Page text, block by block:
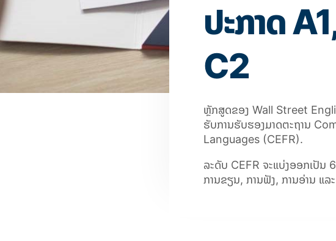
ປະກາດ
C2
ຫຼັກສູດຂອງ Wall Street
ຮັບການຮັບຮອງມາດຕະຖານ
Languages (CEFR).
ລະດັບ CEFR ຈະແບ່ງອອກເປັນ 6
ການຂຽນ, ການຟັງ, ການອ່ານ ແລ